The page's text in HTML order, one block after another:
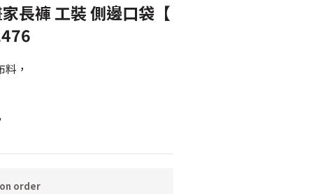
長褲 工裝 側邊口袋【
，
on order